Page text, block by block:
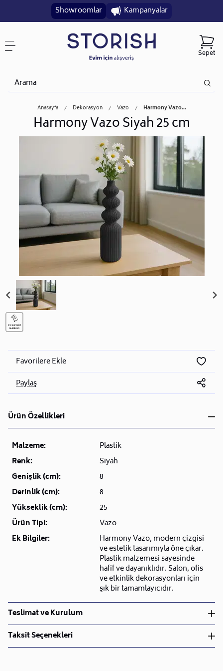
Showroomlar Kampanyalar
Sepet
Anasayfa Dekorasyon Vazo Harmony Vazo...
Harmony Vazo Siyah 25 cm
Favorilere Ekle
Paylaş
Ürün Özellikleri
Malzeme:
Plastik
Renk:
Siyah
Genişlik (cm):
8
Derinlik (cm):
8
Yükseklik (cm):
25
Ürün Tipi:
Vazo
Ek Bilgiler:
Harmony Vazo, modern çizgisi
ve estetik tasarımıyla öne çıkar.
Plastik malzemesi sayesinde
hafif ve dayanıklıdır. Salon, ofis
ve etkinlik dekorasyonları için
şık bir tamamlayıcıdır.
Teslimat ve Kurulum
Teslimat ve Kurulum
• Siparişlerinizi aldıktan sonra en kısa sürede işleme
Taksit Seçenekleri